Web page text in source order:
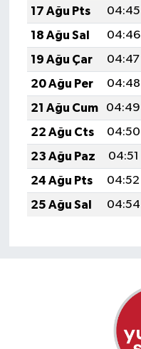
17 Ağu Pts
04:45
18 Ağu Sal
04:46
19 Ağu Çar
04:47
20 Ağu Per
04:48
21 Ağu Cum
04:49
22 Ağu Cts
04:50
23 Ağu Paz
04:51
24 Ağu Pts
04:52
25 Ağu Sal
04:54